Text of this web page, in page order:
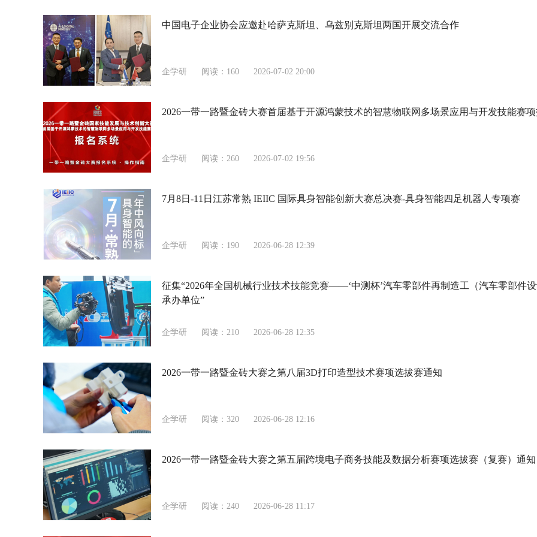
中国电子企业协会应邀赴哈萨克斯坦、乌兹别克斯坦两国开展交流合作
企学研 阅读：160 2026-07-02 20:00
2026一带一路暨金砖大赛首届基于开源鸿蒙技术的智慧物联网多场景应用与开发技能赛
企学研 阅读：260 2026-07-02 19:56
7月8日-11日江苏常熟 IEIIC 国际具身智能创新大赛总决赛-具身智能四足机器人专项赛
企学研 阅读：190 2026-06-28 12:39
征集“2026年全国机械行业技术技能竞赛——‘中测杯’汽车零部件再制造工（汽车零部件
承办单位”
企学研 阅读：210 2026-06-28 12:35
2026一带一路暨金砖大赛之第八届3D打印造型技术赛项选拔赛通知
企学研 阅读：320 2026-06-28 12:16
2026一带一路暨金砖大赛之第五届跨境电子商务技能及数据分析赛项选拔赛（复赛）通知
企学研 阅读：240 2026-06-28 11:17